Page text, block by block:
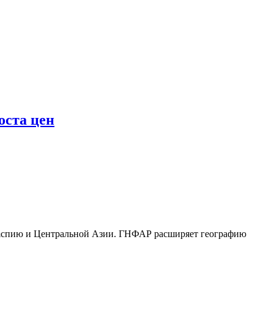
цен
и Центральной Азии. ГНФАР расширяет географию